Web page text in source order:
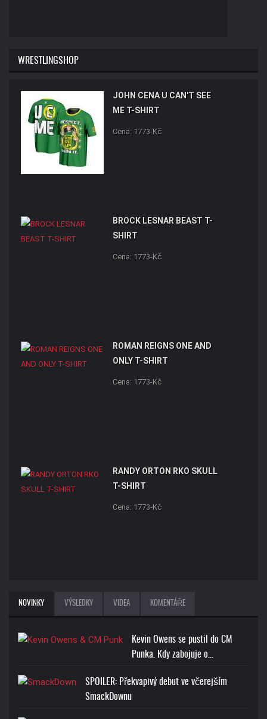
WRESTLINGSHOP
JOHN CENA U CAN'T SEE
ME T-SHIRT
Cena: 1773-Kč
BROCK LESNAR BEAST T-
SHIRT
Cena: 1773-Kč
ROMAN REIGNS ONE AND
ONLY T-SHIRT
Cena: 1773-Kč
RANDY ORTON RKO SKULL
T-SHIRT
Cena: 1773-Kč
NOVINKY VÝSLEDKY VIDEA KOMENTÁŘE
Kevin Owens se pustil do CM
Punka. Kdy zabojuje o…
SPOILER: Překvapivý debut ve včerejším
SmackDownu